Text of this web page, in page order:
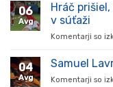
06
Avg
Hráč
v súťaži
Komentarji so
04
Avg
Samuel
Komentarji so